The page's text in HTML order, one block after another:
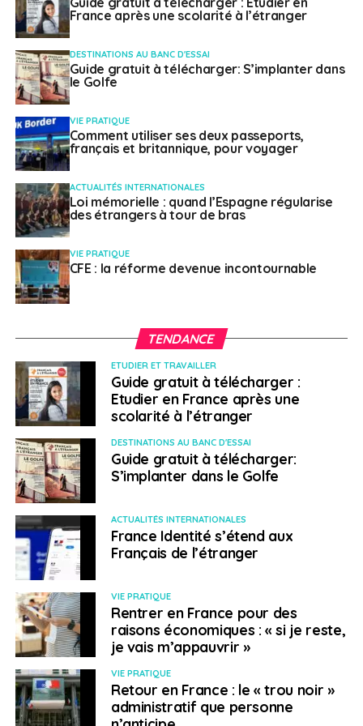
anglais.
Les étudiants de la Global American University, Schiller,
ont la possibilité de suivre des études sur le modèle
américain tout en étant immergés dans la culture
européenne. Et vice-versa. Ainsi, ils peuvent opter pour
l’obtention de doubles diplômes américains et
européens, en premier comme en deuxième cycle.
Une expérience globale
dans laquelle vous
apprenez en vivant
dans 4 pays différents
Les quatre campus répartis dans le monde (États-Unis,
Espagne, France et Allemagne) permettent aux
étudiants de Schillerd’apprendre en expérimentant
et ce dans des situations multiculturelles diverses, ce
qui leur permet de développer un état d’esprit global,
compétences professionnelles globales
cette expérience favorise leur employabilité là où les
opportunités les plus intéressantes se présentent. Les
villes qui, par leurs caractéristiques, présentent de
nombreux débouchés professionnels.
Sur la côte ouest de la Floride, aux États-Unis, se trouve
le campus de
Tampa: la ville regroupe plusieurs
industries puissantes dans les secteurs du sport, des
affaires et de la culture et est reconnue comme un
centre clé de l’entrepreneuriat américain.
Le 2èmecampus se trouve dans la capitale française.
Paris, sixième économie mondiale, est l’une des plus
France après une scolarité à l’étranger
DESTINATIONS AU BANC D'ESSAI
Guide gratuit à télécharger: S’implanter dans
le Golfe
VIE PRATIQUE
Comment utiliser ses deux passeports,
français et britannique, pour voyager
ACTUALITÉS INTERNATIONALES
Loi mémorielle : quand l’Espagne régularise
des étrangers à tour de bras
VIE PRATIQUE
CFE : la réforme devenue incontournable
TENDANCE
ETUDIER ET TRAVAILLER
Guide gratuit à télécharger :
Etudier en France après une
scolarité à l’étranger
DESTINATIONS AU BANC D'ESSAI
Guide gratuit à télécharger:
S’implanter dans le Golfe
ACTUALITÉS INTERNATIONALES
France Identité s’étend aux
Français de l’étranger
VIE PRATIQUE
Rentrer en France pour des
raisons économiques : « si je reste,
je vais m’appauvrir »
VIE PRATIQUE
Retour en France : le « trou noir »
administratif que personne